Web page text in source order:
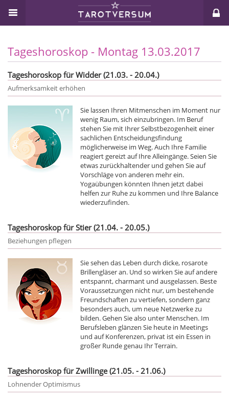
Tageshoroskop - Montag 13.03.2017
Tageshoroskop für Widder (21.03. - 20.04.)
Aufmerksamkeit erhöhen
Sie lassen Ihren Mitmenschen im Moment nur
wenig Raum, sich einzubringen. Im Beruf
stehen Sie mit Ihrer Selbstbezogenheit einer
sachlichen Entscheidungsfindung
möglicherweise im Weg. Auch Ihre Familie
reagiert gereizt auf Ihre Alleingänge. Seien Sie
etwas zurückhaltender und gehen Sie auf
Vorschläge von anderen mehr ein.
Yogaübungen könnten Ihnen jetzt dabei
helfen zur Ruhe zu kommen und Ihre Balance
wiederzufinden.
Tageshoroskop für Stier (21.04. - 20.05.)
Beziehungen pflegen
Sie sehen das Leben durch dicke, rosarote
Brillengläser an. Und so wirken Sie auf andere
entspannt, charmant und ausgelassen. Beste
Voraussetzungen nicht nur, um bestehende
Freundschaften zu vertiefen, sondern ganz
besonders auch, um neue Netzwerke zu
bilden. Gehen Sie also unter Menschen. Im
Berufsleben glänzen Sie heute in Meetings
und auf Konferenzen, privat ist ein Essen in
großer Runde genau Ihr Terrain.
Tageshoroskop für Zwillinge (21.05. - 21.06.)
Lohnender Optimismus